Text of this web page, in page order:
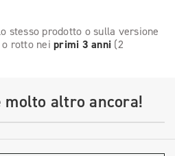
stesso prodotto o sulla versione
o rotto nei primi 3 anni (2
molto altro ancora!